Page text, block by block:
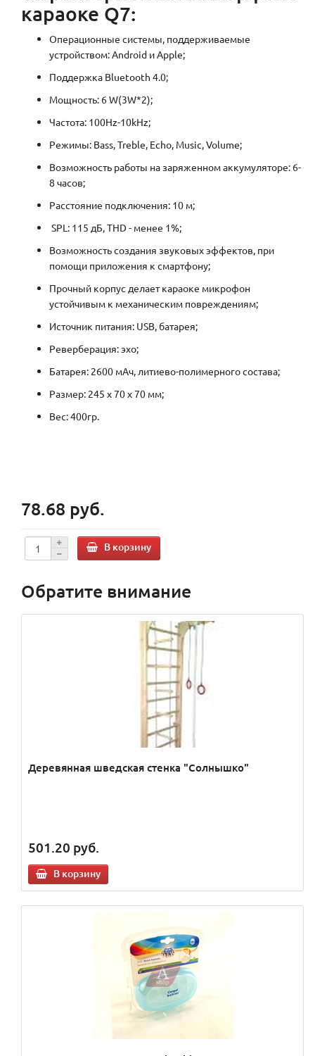
караоке Q7:
Операционные системы, поддерживаемые
устройством: Android и Apple;
Поддержка Bluetooth 4.0;
Мощность: 6 W(3W*2);
Частота: 100Hz-10kHz;
Режимы: Bass, Treble, Echo, Music, Volume;
Возможность работы на заряженном аккумуляторе: 6-
8 часов;
Расстояние подключения: 10 м;
SPL: 115 дБ, THD - менее 1%;
Возможность создания звуковых эффектов, при
помощи приложения к смартфону;
Прочный корпус делает караоке микрофон
устойчивым к механическим повреждениям;
Источник питания: USB, батарея;
Реверберация: эхо;
Батарея: 2600 мАч, литиево-полимерного состава;
Размер: 245 х 70 х 70 мм;
Вес: 400гр.
78.68 руб.
В корзину
Обратите внимание
Деревянная шведская стенка "Солнышко"
501.20 руб.
В корзину